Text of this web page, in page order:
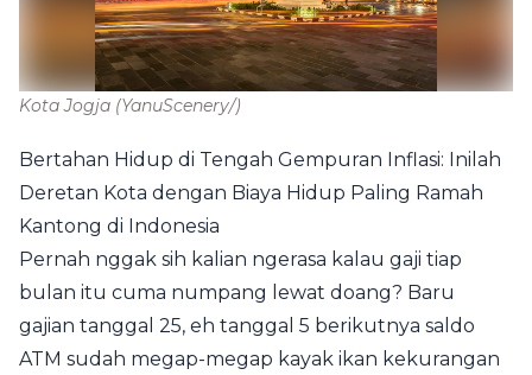
Kota Jogja (YanuScenery/)
Bertahan Hidup di Tengah Gempuran Inflasi: Inilah
Deretan Kota dengan Biaya Hidup Paling Ramah
Kantong di Indonesia
Pernah nggak sih kalian ngerasa kalau gaji tiap
bulan itu cuma numpang lewat doang? Baru
gajian tanggal 25, eh tanggal 5 berikutnya saldo
ATM sudah megap-megap kayak ikan kekurangan